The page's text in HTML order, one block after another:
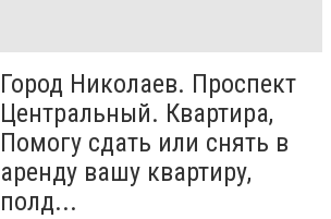
Город Николаев. Проспект
Центральный. Квартира,
Помогу сдать или снять в
аренду вашу квартиру,
полд...